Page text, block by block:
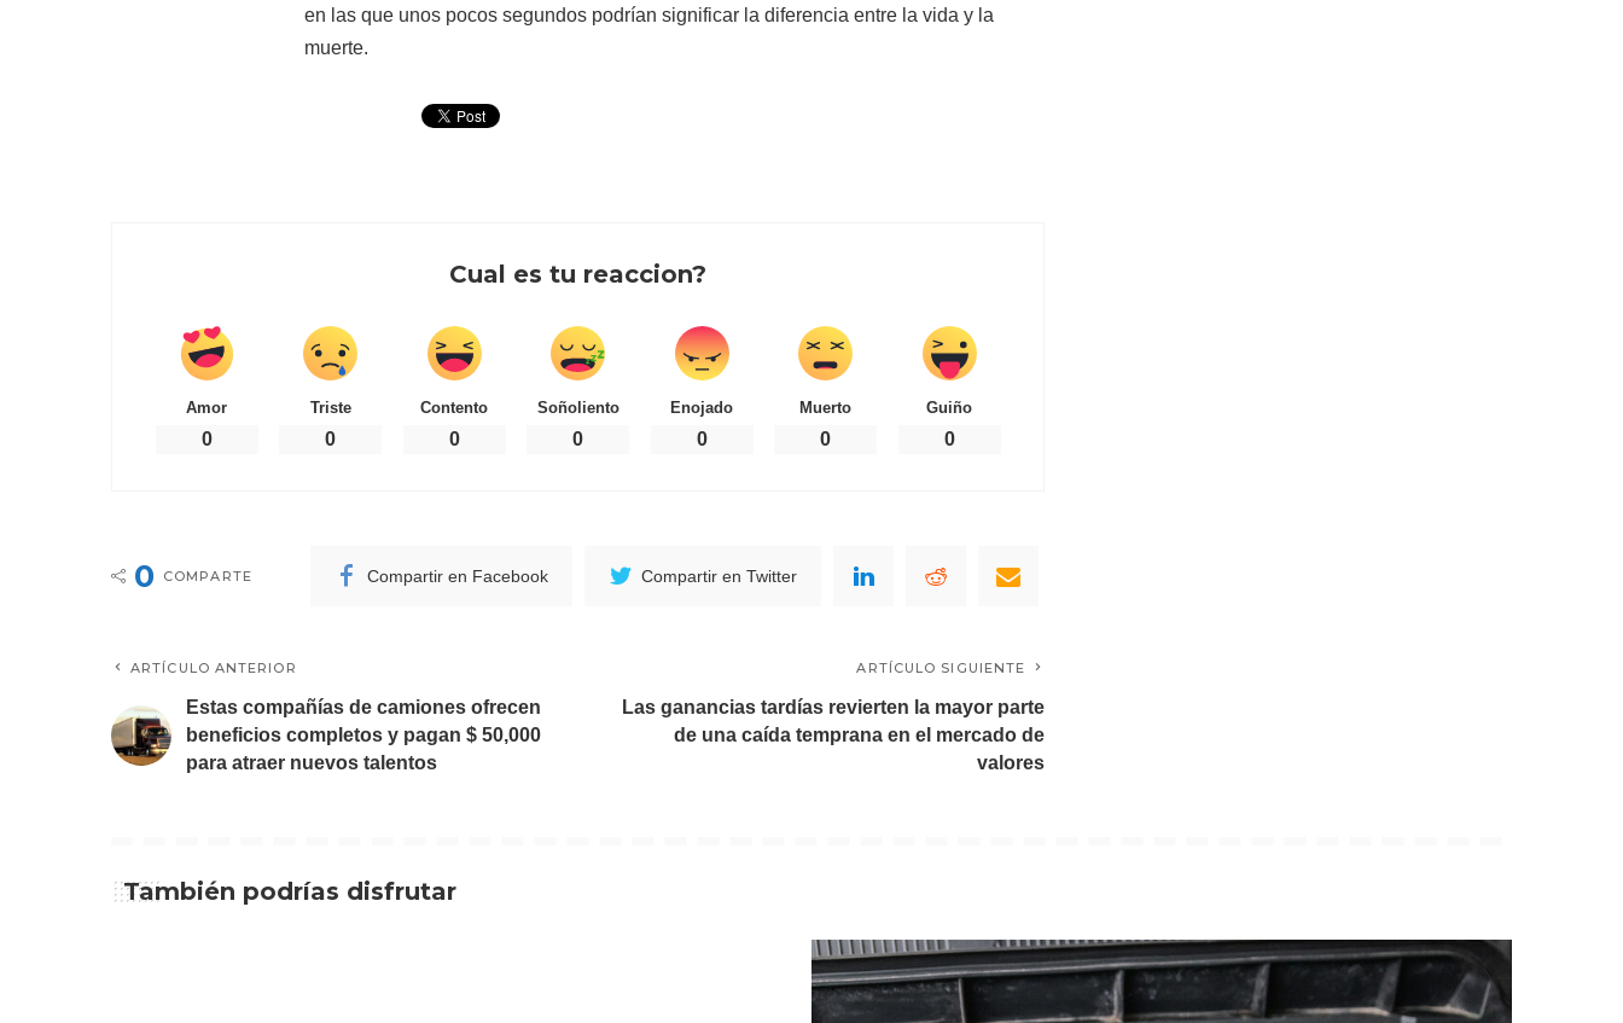
en las que unos pocos segundos podrían significar la diferencia entre la vida y la
muerte.
Cual es tu reaccion?
Amor
0
Triste
0
Contento
0
Soñoliento
0
Enojado
0
Muerto
0
Guiño
0
0 COMPARTE Compartir en Facebook Compartir en Twitter
ARTÍCULO ANTERIOR
Estas compañías de camiones ofrecen
beneficios completos y pagan $ 50,000
para atraer nuevos talentos
ARTÍCULO SIGUIENTE
Las ganancias tardías revierten la mayor parte
de una caída temprana en el mercado de
valores
También podrías disfrutar